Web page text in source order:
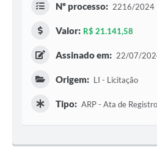
Nº processo: 2216/2024
Valor: R$ 21.141,58
Assinado em: 22/07/
Origem: LI - Licitação
Tipo: ARP - Ata de